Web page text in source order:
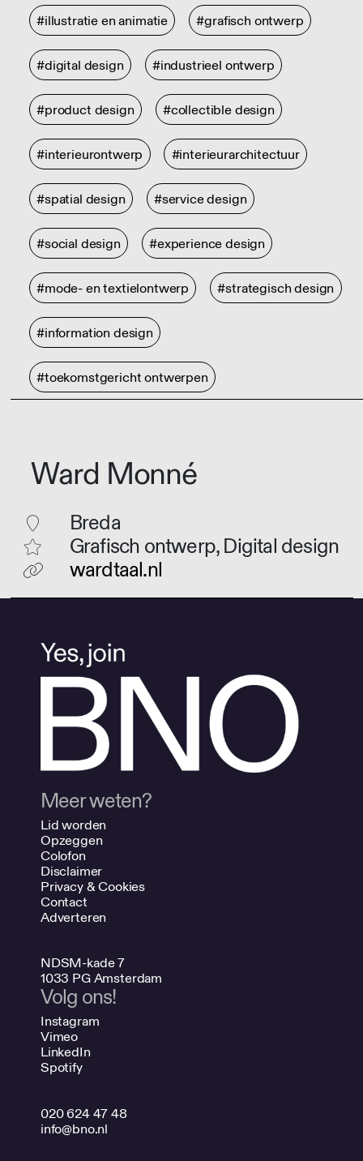
#illustratie en animatie #grafisch ontwerp
#digital design #industrieel ontwerp
#product design #collectible design
#interieurontwerp #interieurarchitectuur
#spatial design #service design
#social design #experience design
#mode- en textielontwerp #strategisch design
#information design
#toekomstgericht ontwerpen
Ward Monné
Breda
Grafisch ontwerp, Digital design
wardtaal.nl
Meer weten?
Lid worden
Opzeggen
Colofon
Disclaimer
Privacy & Cookies
Contact
Adverteren
NDSM-kade 7
1033 PG Amsterdam
Volg ons!
Instagram
Vimeo
LinkedIn
Spotify
020 624 47 48
info@bno.nl